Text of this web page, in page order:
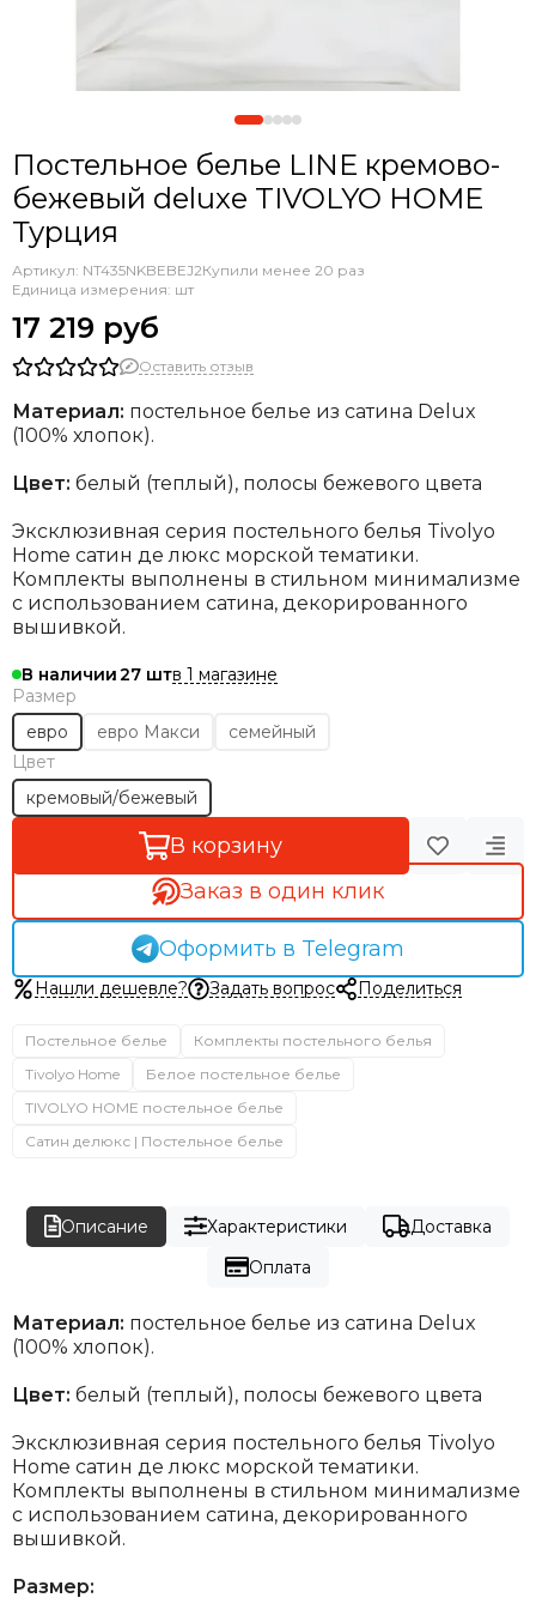
Постельное белье LINE кремово-
бежевый deluxe TIVOLYO HOME
Турция
Артикул: NT435NKBEBEJ2Купили менее 20 раз
Единица измерения: шт
17 219 руб
Оставить отзыв
Материал: постельное белье из сатина Delux
(100% хлопок).
Цвет: белый (теплый), полосы бежевого цвета
Эксклюзивная серия постельного белья Tivolyo
Home сатин де люкс морской тематики.
Комплекты выполнены в стильном минимализме
с использованием сатина, декорированного
вышивкой.
В наличии27
в 1 магазине
Размер
евро
евро Макси
семейный
Цвет
кремовый/бежевый
В корзину
Заказ в один клик
Оформить в Telegram
Нашли дешевле? Задать вопрос Поделиться
Постельное белье
Комплекты постельного белья
Tivolyo Home
Белое постельное белье
TIVOLYO HOME постельное белье
Сатин делюкс | Постельное белье
Описание Характеристики
Доставка
Оплата
Материал: постельное белье из сатина Delux
(100% хлопок).
Цвет: белый (теплый), полосы бежевого цвета
Эксклюзивная серия постельного белья Tivolyo
Home сатин де люкс морской тематики.
Комплекты выполнены в стильном минимализме
с использованием сатина, декорированного
вышивкой.
Размер: